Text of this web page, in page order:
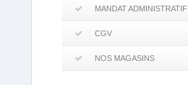
MANDAT ADMINISTRATIF
CGV
NOS MAGASINS